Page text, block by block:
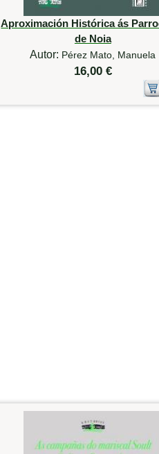
Aproximación Histórica ás
de Noia
Autor: Pérez Mato, Manuela
16,00 €